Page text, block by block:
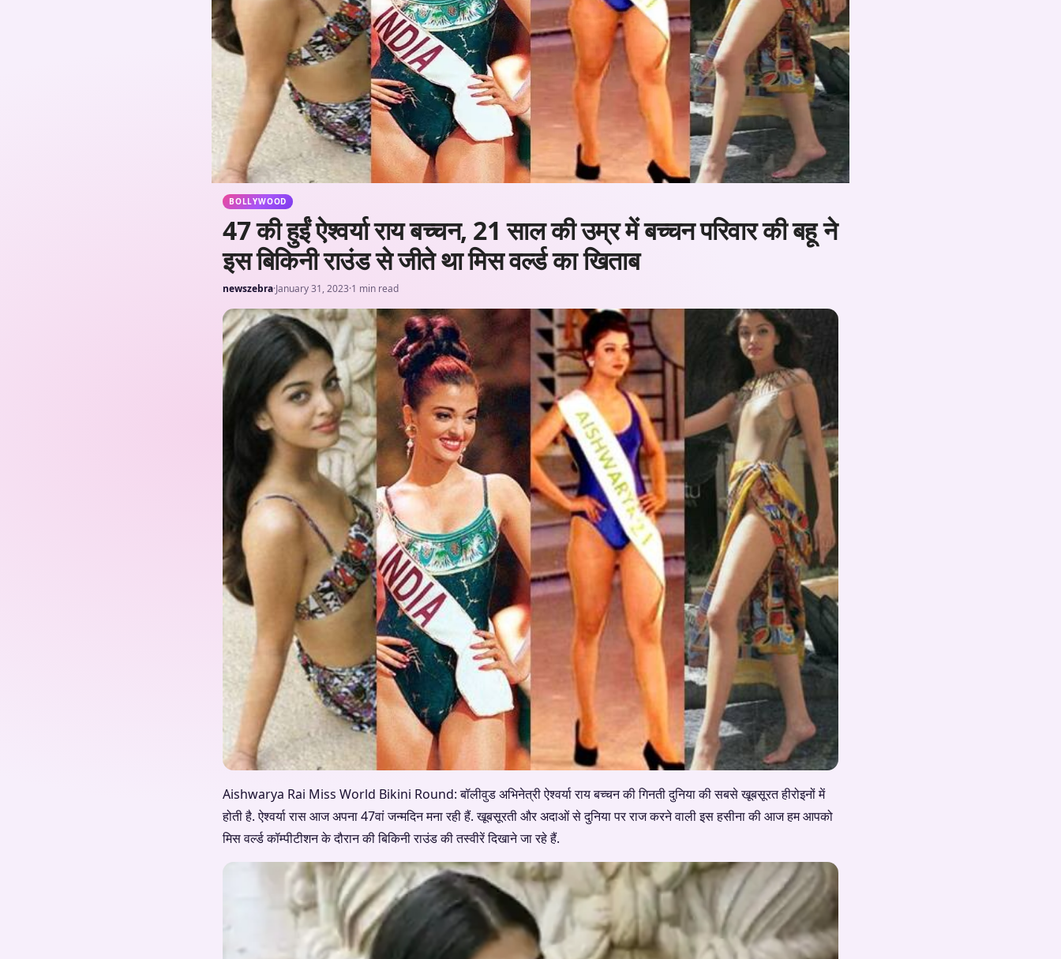
BOLLYWOOD
47 की हुईं ऐश्वर्या राय बच्चन, 21 साल की उम्र में बच्चन परिवार की बहू ने
इस बिकिनी राउंड से जीते था मिस वर्ल्ड का खिताब
newszebra·January 31, 2023·1 min read
Aishwarya Rai Miss World Bikini Round: बॉलीवुड अभिनेत्री ऐश्वर्या राय बच्चन की गिनती दुनिया की सबसे खूबसूरत हीरोइनों में
होती है. ऐश्वर्या रास आज अपना 47वां जन्मदिन मना रही हैं. खूबसूरती और अदाओं से दुनिया पर राज करने वाली इस हसीना की आज हम आपको
मिस वर्ल्ड कॉम्पीटीशन के दौरान की बिकिनी राउंड की तस्वीरें दिखाने जा रहे हैं.